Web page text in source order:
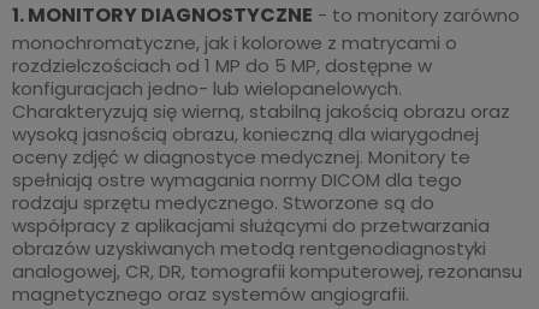
1. MONITORY DIAGNOSTYCZNE - to monitory zarówno
monochromatyczne, jak i kolorowe z matrycami o
rozdzielczościach od 1 MP do 5 MP, dostępne w
konfiguracjach jedno- lub wielopanelowych.
Charakteryzują się wierną, stabilną jakością obrazu oraz
wysoką jasnością obrazu, konieczną dla wiarygodnej
oceny zdjęć w diagnostyce medycznej. Monitory te
spełniają ostre wymagania normy DICOM dla tego
rodzaju sprzętu medycznego. Stworzone są do
współpracy z aplikacjami służącymi do przetwarzania
obrazów uzyskiwanych metodą rentgenodiagnostyki
analogowej, CR, DR, tomografii komputerowej, rezonansu
magnetycznego oraz systemów angiografii.